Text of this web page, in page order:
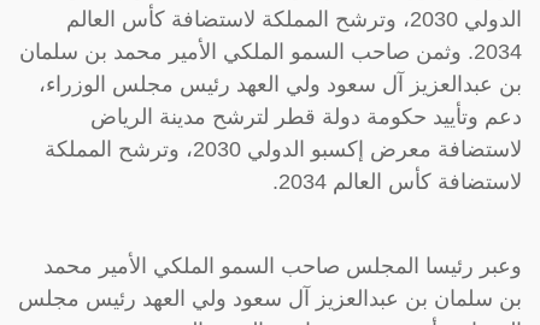
الدولي 2030، وترشح المملكة لاستضافة كأس العالم
2034. وثمن صاحب السمو الملكي الأمير محمد بن سلمان
بن عبدالعزيز آل سعود ولي العهد رئيس مجلس الوزراء،
دعم وتأييد حكومة دولة قطر لترشح مدينة الرياض
لاستضافة معرض إكسبو الدولي 2030، وترشح المملكة
لاستضافة كأس العالم 2034.
وعبر رئيسا المجلس صاحب السمو الملكي الأمير محمد
بن سلمان بن عبدالعزيز آل سعود ولي العهد رئيس مجلس